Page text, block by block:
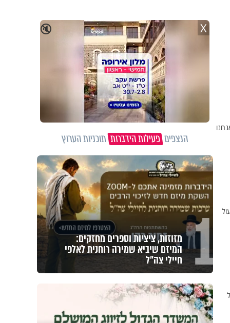
🔇 X
הנצפיםפעילות הידברותתוכניות הערוץ
1 מזוזות, ציציות וספרים מחזקים:
המיזם שיביא שמירה רוחנית לאלפי
חיילי צה"ל